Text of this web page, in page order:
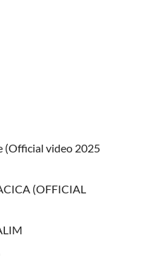
(Official video 2025
(OFFICIAL